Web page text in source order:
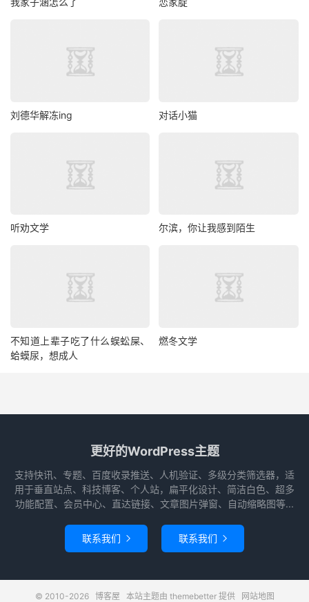
刘德华解冻ing 对话小猫
听劝文学 尔滨，你让我感到陌生
不知道上辈子吃了什么蜈蚣屎、
蛤蟆尿，想成人
燃冬文学
更好的WordPress主题
支持快讯、专题、百度收录推送、人机验证、多级分类筛选器，适
用于垂直站点、科技博客、个人站，扁平化设计、简洁白色、超多
功能配置、会员中心、直达链接、文章图片弹窗、自动缩略图等...
联系我们  联系我们 
© 2010-2026 博客屋 本站主题由 themebetter提供 网站地图